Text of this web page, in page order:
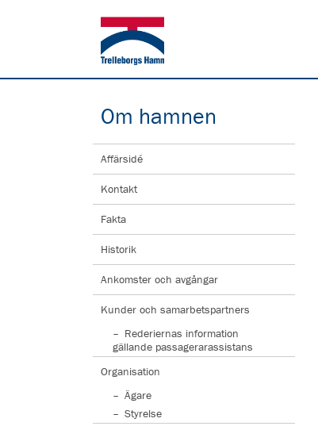
Om hamnen
Affärsidé
Kontakt
Fakta
Historik
Ankomster och avgångar
Kunder och samarbetspartners
Rederiernas information
gällande passagerarassistans
Organisation
Ägare
Styrelse